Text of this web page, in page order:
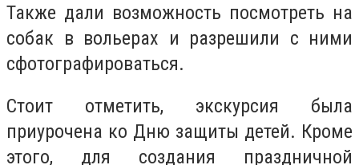
Также дали возможность посмотреть на
собак в вольерах и разрешили с ними
сфотографироваться.
Стоит отметить, экскурсия была
приурочена ко Дню защиты детей. Кроме
этого, для создания праздничной